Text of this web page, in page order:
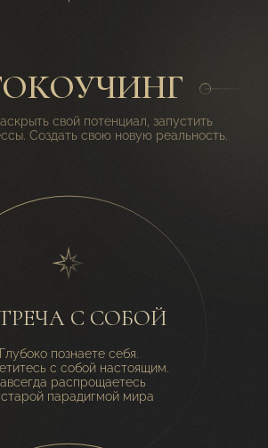
Глубоко познаете себя.
с собой настоящим.
распрощаетесь
парадигмой мира
С СОБОЙ
свой потенциал, запустить
Создать свою новую реальность.